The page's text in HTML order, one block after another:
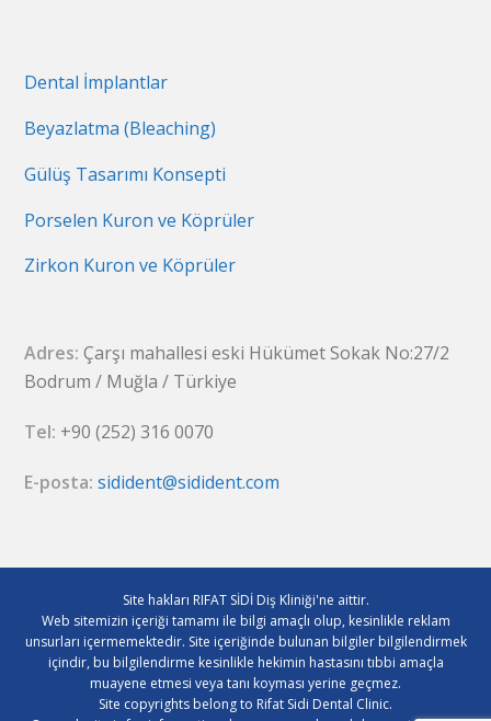
Dental İmplantlar
Beyazlatma (Bleaching)
Gülüş Tasarımı Konsepti
Porselen Kuron ve Köprüler
Zirkon Kuron ve Köprüler
Adres: Çarşı mahallesi eski Hükümet Sokak No:27/2
Bodrum / Muğla / Türkiye
Tel: +90 (252) 316 0070
E-posta: sidident@sidident.com
Site hakları RIFAT SİDİ Diş Kliniği'ne aittir.
Web sitemizin içeriği tamamı ile bilgi amaçlı olup, kesinlikle reklam
unsurları içermemektedir. Site içeriğinde bulunan bilgiler bilgilendirmek
içindir, bu bilgilendirme kesinlikle hekimin hastasını tıbbi amaçla
muayene etmesi veya tanı koyması yerine geçmez.
Site copyrights belong to Rifat Sidi Dental Clinic.